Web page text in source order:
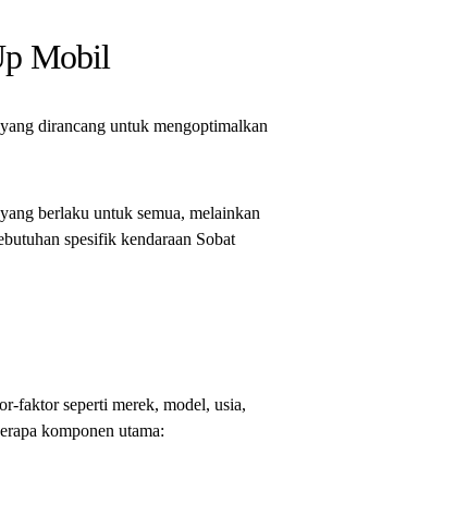
Mobil
dirancang untuk mengoptimalkan
berlaku untuk semua, melainkan
spesifik kendaraan Sobat
faktor seperti merek, model, usia,
komponen utama: